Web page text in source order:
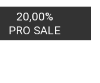
20,00%
PRO SALE